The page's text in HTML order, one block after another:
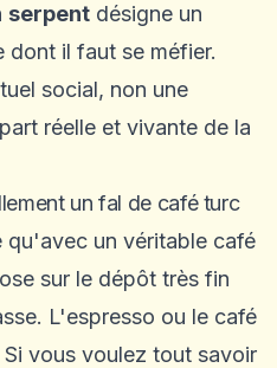
serpent désigne un
dont il faut se méfier.
social, non une
réelle et vivante de la
un fal de café turc
qu'avec un véritable café
sur le dépôt très fin
L'espresso ou le café
vous voulez tout savoir